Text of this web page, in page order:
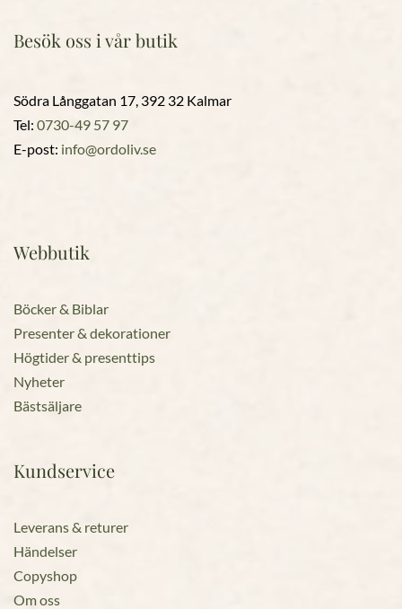
Besök oss i vår butik
Södra Långgatan 17, 392 32 Kalmar
Tel: 0730-49 57 97
E-post: info@ordoliv.se
Webbutik
Böcker & Biblar
Presenter & dekorationer
Högtider & presenttips
Nyheter
Bästsäljare
Kundservice
Leverans & returer
Händelser
Copyshop
Om oss